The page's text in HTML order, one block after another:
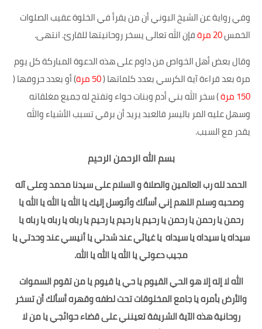
وفي رواية عن الشيخ البوني أن من يقرأ في الخلوة عقيب الصلوات
الخمس20مرةفإن الله تعالى يسخر روحانيتها للقارئ. انتهى.
وقال بعض أهل الخواص من داوم على هذه الدعوة المباركة كل يوم
مرة بعد قراءة آية الكرسي بعدد كلماتها (50 مرة
) أو بعدد حروفها (
150 مرة
) سخر الله بني أدم وبنات حواء وتفتح له جميع مغلقاته
وسهل عليه المر باليسر فالعبد يريد أن برقي تسبب الأشياء والله
يقدر مع السبب.
بسم الله الرحمن الرحيم
الحمد لله رب العالمين والصلاة و السلام على سيدنا محمد وعلى آله
وصحبه وسلم اللهم إني أسألك وأتوسل إليك يا الله يا الله يا الله يا
رحمن يا رحمن يا رحمن يا رحيم يا رحيم يا رحيم يا رباه يا رباه يا رباه يا
سيداه يا سيداه يا سيداه يا غياثي عند شدتي يا أنيسي عند وحدتي يا
مجيب دعوتي يا الله يا الله يا الله.
الله لا إله إلا هو الحي القيوم يا حي يا قيوم يا من تقوم السموات
والأرض بأمره يا جامع المخلوقات تحت لطفه وقهره أسألك أن تسخر
روحانية هذه الآية الشريفة تعينني على قضاء حوائجي يا من لا